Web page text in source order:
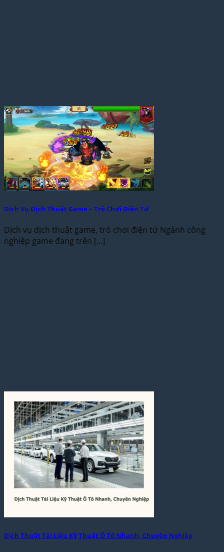
Dịch Vụ Dịch Thuật Game – Trò Chơi Điện Tử
Dịch vụ dịch thuật game, trò chơi điện tử Ngành công
nghiệp game đang trên [...]
Dịch Thuật Tài Liệu Kỹ Thuật Ô Tô Nhanh, Chuyên Nghiệp